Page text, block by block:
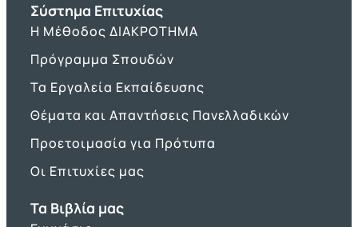
Σύστημα Επιτυχίας
Η Μέθοδος ΔΙΑΚΡΟΤΗΜΑ
Πρόγραμμα Σπουδών
Τα Εργαλεία Εκπαίδευσης
Θέματα και Απαντήσεις Πανελλαδικών
Προετοιμασία για Πρότυπα
Οι Επιτυχίες μας
Τα Βιβλία μας